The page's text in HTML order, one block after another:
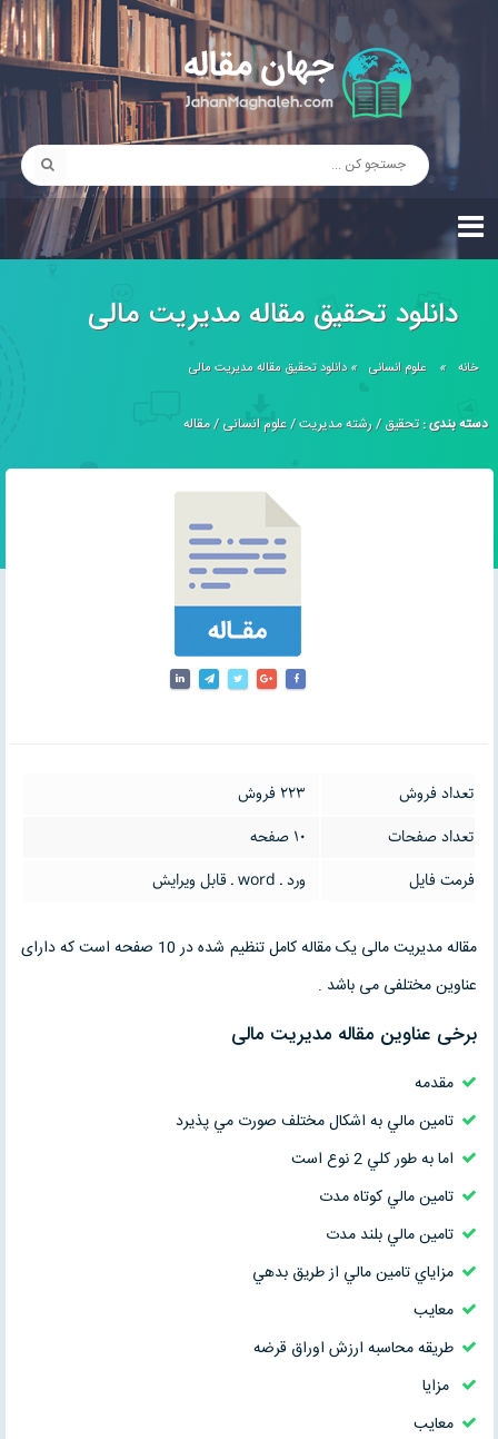
دانلود تحقیق مقاله مدیریت مالی
خانه » علوم انسانی »دانلود تحقیق مقاله مدیریت مالی
دسته بندی :تحقیق/رشته مدیریت/علوم انسانی/مقاله
تعداد فروش
223 فروش
تعداد صفحات
10 صفحه
فرمت فایل
ورد ـ word ـ قابل ویرایش
مقاله مدیریت مالی یک مقاله کامل تنظیم شده در 10 صفحه است که دارای
عناوین مختلفی می باشد .
برخی عناوین مقاله مدیریت مالی
مقدمه
تامين مالي به اشكال مختلف صورت مي پذيرد
اما به طور كلي 2 نوع است
تامين مالي كوتاه مدت
تامين مالي بلند مدت
مزاياي تامين مالي از طريق بدهي
معايب
طریقه محاسبه ارزش اوراق قرضه
مزایا
معایب